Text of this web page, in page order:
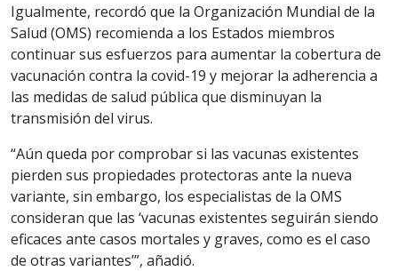
Igualmente, recordó que la Organización Mundial de la
Salud (OMS) recomienda a los Estados miembros
continuar sus esfuerzos para aumentar la cobertura de
vacunación contra la covid-19 y mejorar la adherencia a
las medidas de salud pública que disminuyan la
transmisión del virus.
“Aún queda por comprobar si las vacunas existentes
pierden sus propiedades protectoras ante la nueva
variante, sin embargo, los especialistas de la OMS
consideran que las ‘vacunas existentes seguirán siendo
eficaces ante casos mortales y graves, como es el caso
de otras variantes’”, añadió.